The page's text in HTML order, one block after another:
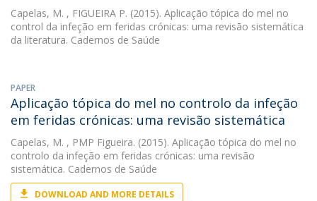
Capelas, M. , FIGUEIRA P. (2015). Aplicação tópica do mel no
control da infeção em feridas crónicas: uma revisão sistemática
da literatura. Cadernos de Saúde
PAPER
Aplicação tópica do mel no controlo da infeção
em feridas crónicas: uma revisão sistemática
Capelas, M. , PMP Figueira. (2015). Aplicação tópica do mel no
controlo da infeção em feridas crónicas: uma revisão
sistemática. Cadernos de Saúde
DOWNLOAD AND MORE DETAILS